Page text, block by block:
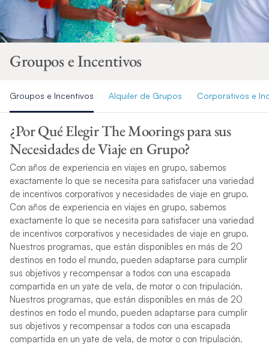
Groupos e Incentivos
Groupos e Incentivos Alquiler de Grupos Corporativos e
¿Por Qué Elegir The Moorings para sus
Necesidades de Viaje en Grupo?
Con años de experiencia en viajes en grupo, sabemos
exactamente lo que se necesita para satisfacer una variedad
de incentivos corporativos y necesidades de viaje en grupo.
Con años de experiencia en viajes en grupo, sabemos
exactamente lo que se necesita para satisfacer una variedad
de incentivos corporativos y necesidades de viaje en grupo.
Nuestros programas, que están disponibles en más de 20
destinos en todo el mundo, pueden adaptarse para cumplir
sus objetivos y recompensar a todos con una escapada
compartida en un yate de vela, de motor o con tripulación.
Nuestros programas, que están disponibles en más de 20
destinos en todo el mundo, pueden adaptarse para cumplir
sus objetivos y recompensar a todos con una escapada
compartida en un yate de vela, de motor o con tripulación.